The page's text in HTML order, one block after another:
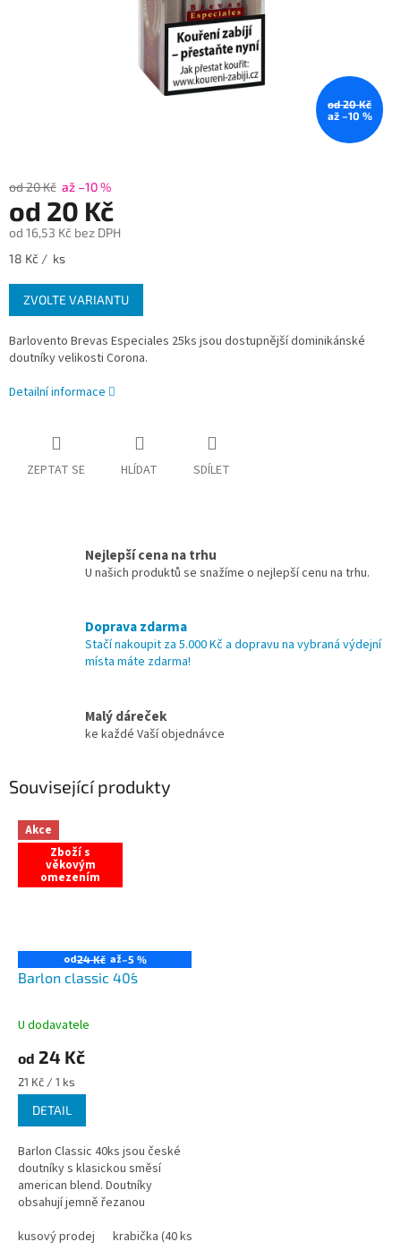
od 20 Kč
až –10 %
od 20 Kč až –10 %
od 20 Kč
od 16,53 Kč bez DPH
Měrná
18 Kč / ks
ZVOLTE VARIANTU
Barlovento Brevas Especiales 25ks jsou dostupnější dominikánské
doutníky velikosti Corona.
Detailní informace
ZEPTAT SE HLÍDAT SDÍLET
Nejlepší cena na trhu
U našich produktů se snažíme o nejlepší cenu na trhu.
Doprava zdarma
Stačí nakoupit za 5.000 Kč a dopravu na vybraná výdejní
místa máte zdarma!
Malý dáreček
ke každé Vaší objednávce
Související produkty
Akce
Zboží s
věkovým
omezením
od24 Kč až–5 %
Barlon classic 40´s
Průměrné
produktu
je
5,0
5
hvězdiček.
U dodavatele
od 24 Kč
Měrná
cena:
21 Kč / 1 ks
DETAIL
Barlon Classic 40ks jsou české
doutníky s klasickou směsí
american blend. Doutníky
obsahují jemně řezanou
kouření na našem trhu!
kusový prodej krabička (40 ks)